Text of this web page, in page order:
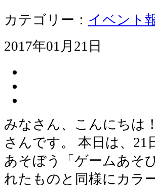
カテゴリー： イベント
2017年01月21日
みなさん、こんにちは
さんです。 本日は、
あそぼう「ゲームあそ
れたものと同様にカラ